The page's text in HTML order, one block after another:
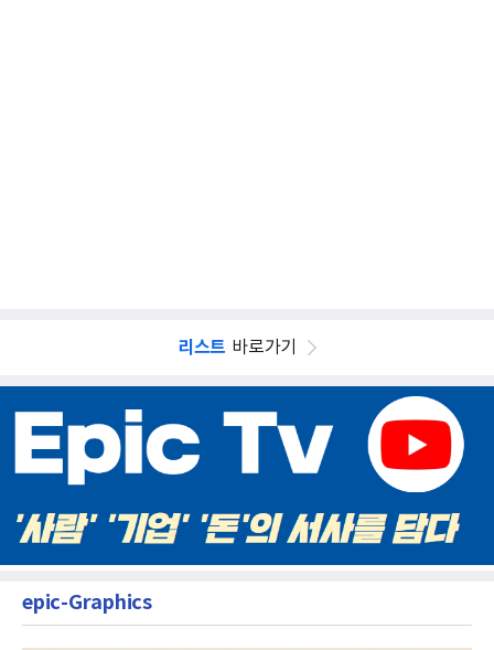
리스트 바로가기
epic-Graphics